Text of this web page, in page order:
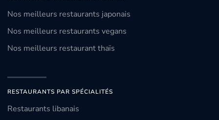
Nos meilleurs restaurants japonais
Nos meilleurs restaurants vegans
Nos meilleurs restaurant thaïs
RESTAURANTS PAR SPÉCIALITÉS
Restaurants libanais